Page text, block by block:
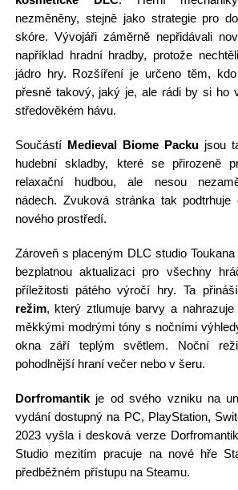
nezměněny, stejně jako strategie pro
skóre. Vývojáři záměrně nepřidávali
například hradní hradby, protože
jádro hry. Rozšíření je určeno těm,
přesně takový, jaký je, ale rádi by si ho
středověkém hávu.
Součástí Medieval Biome Packu jsou
hudební skladby, které se přirozeně
relaxační hudbou, ale nesou
nádech. Zvuková stránka tak podtrhuje
nového prostředí.
Zároveň s placeným DLC studio
bezplatnou aktualizaci pro všechny
příležitosti pátého výročí hry. Ta přináší
režim, který ztlumuje barvy a nahrazuje
měkkými modrými tóny s nočními
okna září teplým světlem. Noční
pohodlnější hraní večer nebo v šeru.
Dorfromantikje od svého vzniku na
vydání dostupný na PC, PlayStation,
2023 vyšla i desková verze
Studio mezitím pracuje na nové hře
předběžném přístupu na Steamu.